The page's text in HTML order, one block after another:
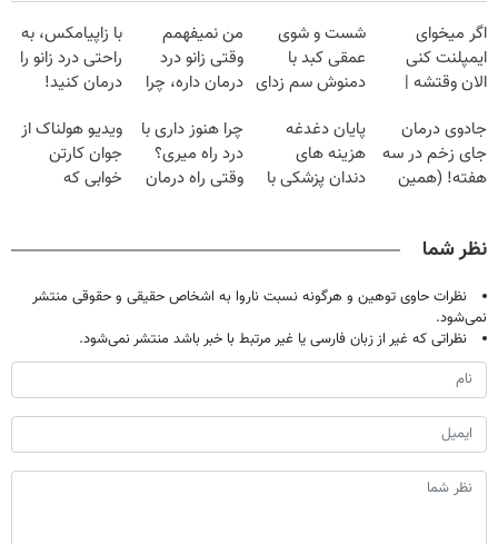
اگر میخوای
ایمپلنت کنی
الان وقتشه |
میلیون تومان!!!
شست و شوی
عمقی کبد با
دمنوش سم زدای
من نمیفهمم
وقتی زانو درد
درمان داره، چرا
تحمل میکنی؟❗
با زاپیامکس، به
راحتی درد زانو را
درمان کنید!
جادوی درمان
جای زخم در سه
هفته! (همین
پایان دغدغه
هزینه های
دندان پزشکی با
چرا هنوز داری با
درد راه میری؟
وقتی راه درمان
ویدیو هولناک از
جوان کارتن
خوابی که
نظر شما
نظرات حاوی توهین و هرگونه نسبت ناروا به اشخاص حقیقی و حقوقی منتشر
نمی‌شود.
نظراتی که غیر از زبان فارسی یا غیر مرتبط با خبر باشد منتشر نمی‌شود.